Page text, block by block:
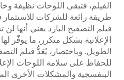
الفيلم، فتبقى اللوحات نظيفة
طريقة رائعة للشركات للاستثمار
فيلم التصفيح البارد يعني أنها لن
الإعلانية بشكل متكرر، ما يوفّر
الطويل. وباختصار، يُعَدُّ فيلم
للحفاظ على سلامة اللوحات
البنفسجية والمشكلات الأخرى